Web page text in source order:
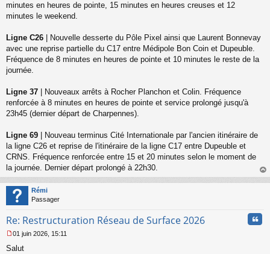
minutes en heures de pointe, 15 minutes en heures creuses et 12
minutes le weekend.
Ligne C26 | Nouvelle desserte du Pôle Pixel ainsi que Laurent Bonnevay
avec une reprise partielle du C17 entre Médipole Bon Coin et Dupeuble.
Fréquence de 8 minutes en heures de pointe et 10 minutes le reste de la
journée.
Ligne 37 | Nouveaux arrêts à Rocher Planchon et Colin. Fréquence
renforcée à 8 minutes en heures de pointe et service prolongé jusqu'à
23h45 (dernier départ de Charpennes).
Ligne 69 | Nouveau terminus Cité Internationale par l'ancien itinéraire de
la ligne C26 et reprise de l'itinéraire de la ligne C17 entre Dupeuble et
CRNS. Fréquence renforcée entre 15 et 20 minutes selon le moment de
la journée. Dernier départ prolongé à 22h30.
au
Rémi
Passager
Re: Restructuration Réseau de Surface 2026
e
01 juin 2026, 15:11
Salut